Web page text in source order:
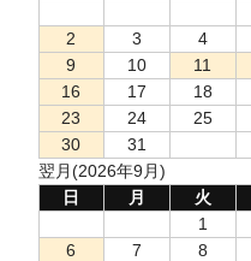
2
3 4
9
10 11
16
17 18
23
24 25
30
31
翌月(2026年9月)
日
月 火
1
6
7 8